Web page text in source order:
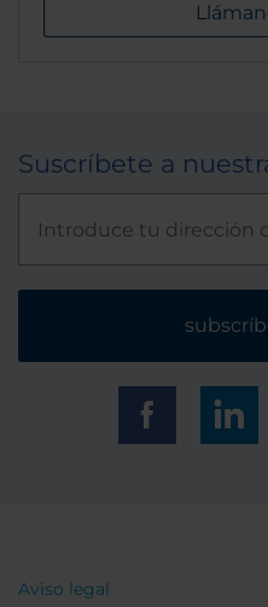
Suscríbete a
Aviso legal